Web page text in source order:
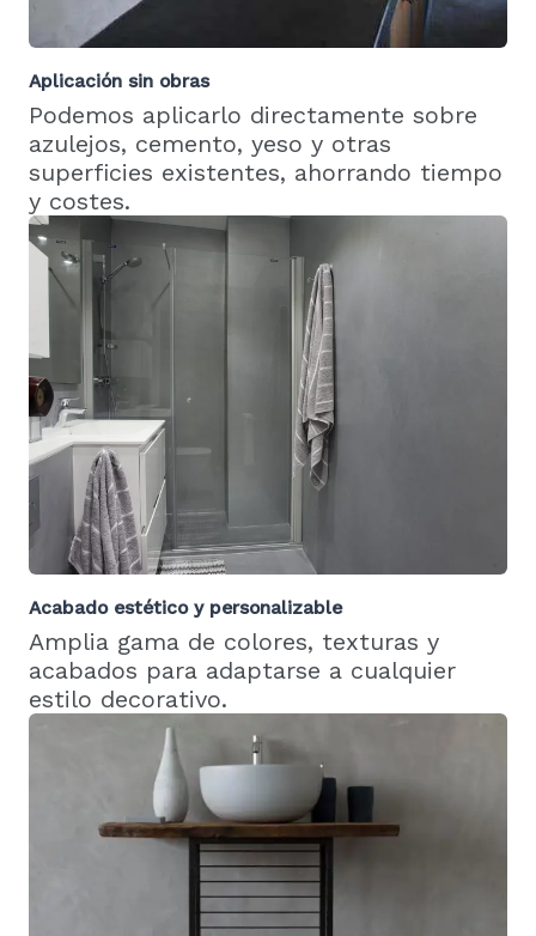
Aplicación sin obras
Podemos aplicarlo directamente sobre
azulejos, cemento, yeso y otras
superficies existentes, ahorrando tiempo
y costes.
Acabado estético y personalizable
Amplia gama de colores, texturas y
acabados para adaptarse a cualquier
estilo decorativo.